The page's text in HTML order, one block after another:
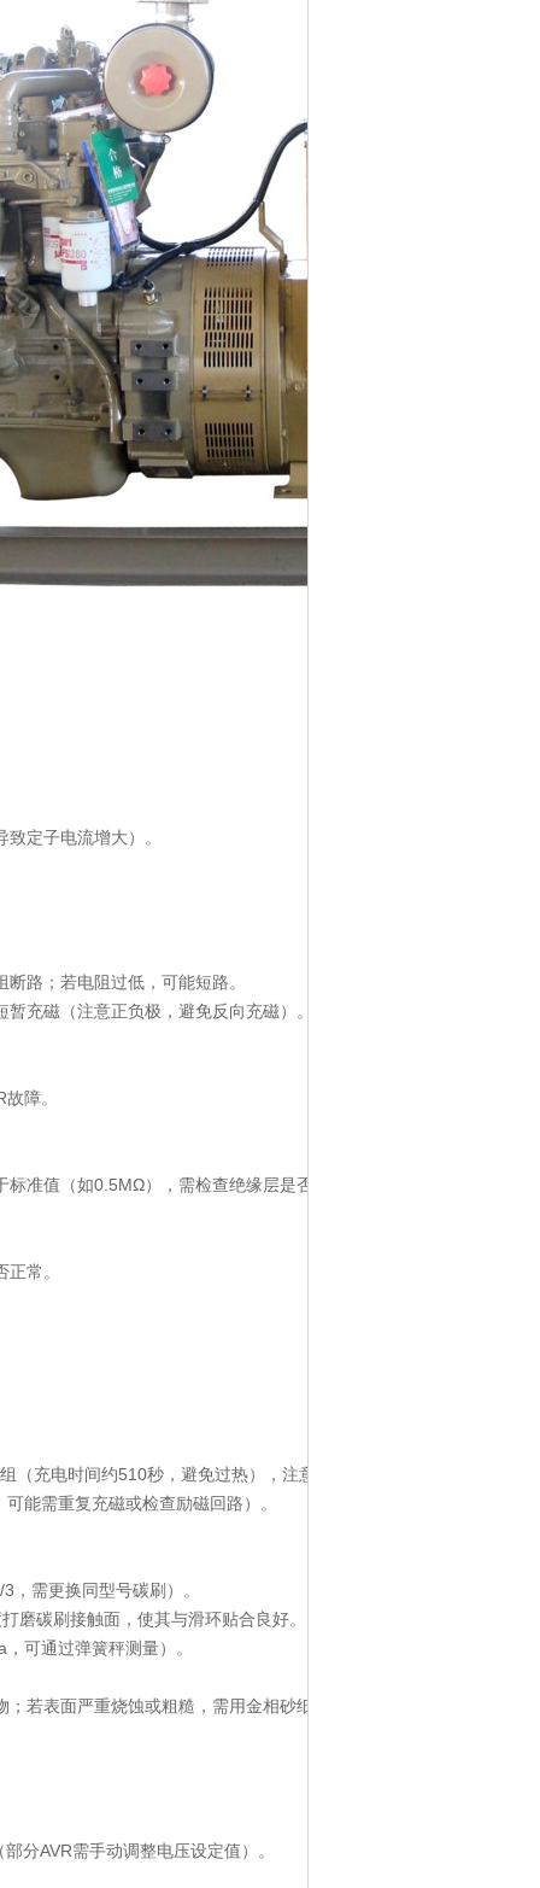
定子电流增大）。
；若电阻过低，可能短路。
磁（注意正负极，避免反向充磁）。
故障。
值（如0.5MΩ），需检查绝缘层是否破损。
正常。
间约510秒，避免过热），注意正负极对应（一般F+接正
重复充磁或检查励磁回路）。
需更换同型号碳刷）。
刷接触面，使其与滑环贴合良好。
通过弹簧秤测量）。
严重烧蚀或粗糙，需用金相砂纸打磨或由专业人员车削处理。
需手动调整电压设定值）。